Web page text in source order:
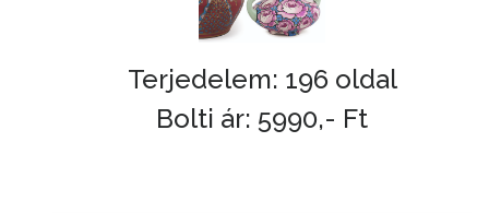
Terjedelem: 196 oldal
Bolti ár: 5990,- Ft